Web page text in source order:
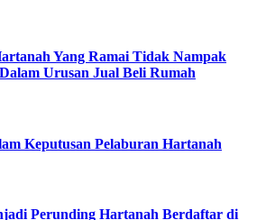
Yang Ramai Tidak Nampak
Urusan Jual Beli Rumah
Keputusan Pelaburan Hartanah
Perunding Hartanah Berdaftar di